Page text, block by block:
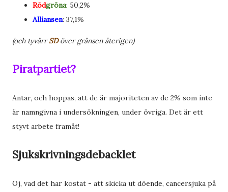
Rödgröna: 50,2%
Alliansen: 37,1%
(och tyvärrSDöver gränsen återigen)
Piratpartiet?
Antar, och hoppas, att de är majoriteten av de 2% som inte
är namngivna i undersökningen, under övriga. Det är ett
styvt arbete framåt!
Sjukskrivningsdebacklet
Oj, vad det har kostat - att skicka ut döende, cancersjuka på